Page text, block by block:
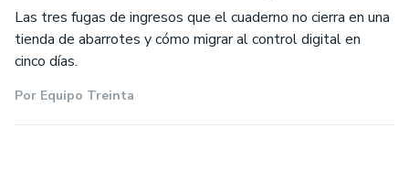
Las tres fugas de ingresos que el cuaderno no cierra en una
tienda de abarrotes y cómo migrar al control digital en
cinco días.
Por Equipo Treinta